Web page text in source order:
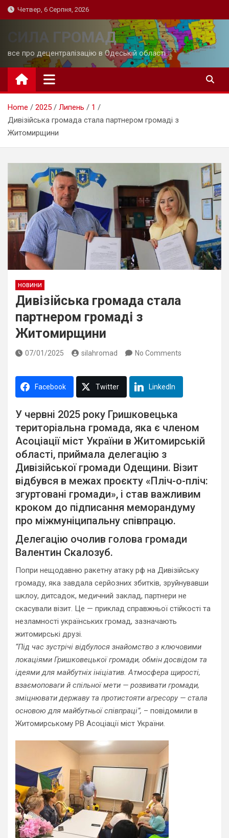
Skip
to
Четвер, 6 Серпня, 2026
СИЛА ГРОМАД
все про децентралізацію в Одеській області
Home 2025 Липень
1
Дивізійська громада стала партнером громаді з
Житомирщини
НОВИНИ
Дивізійська громада стала
партнером громаді з
Житомирщини
07/01/2025 silahromad No Comments
Facebook Twitter LinkedIn
У червні 2025 року Гришковецька
територіальна громада, яка є членом
Асоціації міст України в Житомирській
області, приймала делегацію з
Дивізійської громади Одещини. Візит
відбувся в межах проєкту «Пліч-о-пліч:
згуртовані громади», і став важливим
кроком до підписання меморандуму
про міжмуніципальну співпрацю.
Делегацію очолив голова громади
Валентин Скалозуб.
Попри нещодавню ракетну атаку рф на Дивізійську
громаду, яка завдала серйозних збитків, зруйнувавши
шклоу, дитсадок, медичний заклад, партнери не
скасували візит. Це — приклад справжньої стійкості та
незламності українських громад, зазначають
житомирські друзі.
“Під час зустрічі відбулося знайомство з ключовими
локаціями Гришковецької громади, обмін досвідом та
ідеями для майбутніх ініціатив. Атмосфера щирості,
взаємоповаги й спільної мети — розвивати громади,
зміцнювати державу та протистояти агресору — стала
основою для майбутньої співпраці”, – повідомили в
Житомирському РВ Асоціації міст України.